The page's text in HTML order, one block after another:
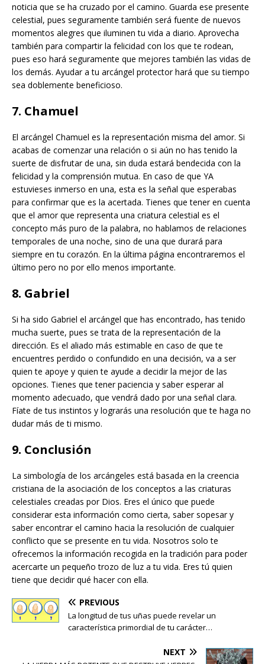
noticia que se ha cruzado por el camino. Guarda ese presente
celestial, pues seguramente también será fuente de nuevos
momentos alegres que iluminen tu vida a diario. Aprovecha
también para compartir la felicidad con los que te rodean,
pues eso hará seguramente que mejores también las vidas de
los demás. Ayudar a tu arcángel protector hará que su tiempo
sea doblemente beneficioso.
7. Chamuel
El arcángel Chamuel es la representación misma del amor. Si
acabas de comenzar una relación o si aún no has tenido la
suerte de disfrutar de una, sin duda estará bendecida con la
felicidad y la comprensión mutua. En caso de que YA
estuvieses inmerso en una, esta es la señal que esperabas
para confirmar que es la acertada. Tienes que tener en cuenta
que el amor que representa una criatura celestial es el
concepto más puro de la palabra, no hablamos de relaciones
temporales de una noche, sino de una que durará para
siempre en tu corazón. En la última página encontraremos el
último pero no por ello menos importante.
8. Gabriel
Si ha sido Gabriel el arcángel que has encontrado, has tenido
mucha suerte, pues se trata de la representación de la
dirección. Es el aliado más estimable en caso de que te
encuentres perdido o confundido en una decisión, va a ser
quien te apoye y quien te ayude a decidir la mejor de las
opciones. Tienes que tener paciencia y saber esperar al
momento adecuado, que vendrá dado por una señal clara.
Fíate de tus instintos y lograrás una resolución que te haga no
dudar más de ti mismo.
9. Conclusión
La simbología de los arcángeles está basada en la creencia
cristiana de la asociación de los conceptos a las criaturas
celestiales creadas por Dios. Eres el único que puede
considerar esta información como cierta, saber sopesar y
saber encontrar el camino hacia la resolución de cualquier
conflicto que se presente en tu vida. Nosotros solo te
ofrecemos la información recogida en la tradición para poder
acercarte un pequeño trozo de luz a tu vida. Eres tú quien
tiene que decidir qué hacer con ella.
PREVIOUS
La longitud de tus uñas puede revelar un
característica primordial de tu carácter…
NEXT